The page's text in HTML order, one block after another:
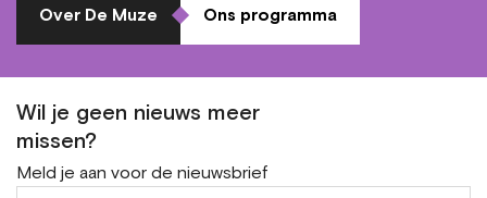
Over De Muze Ons programma
Wil je geen nieuws meer
missen?
Meld je aan voor de nieuwsbrief